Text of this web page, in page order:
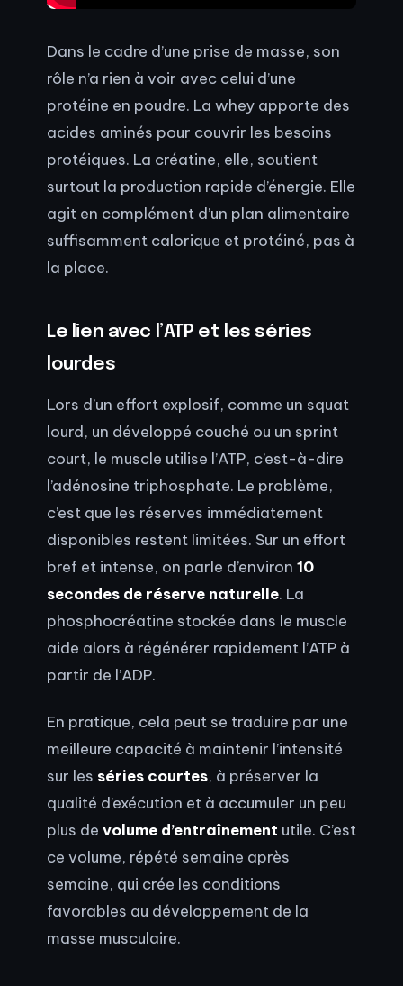
Dans le cadre d’une prise de masse, son
rôle n’a rien à voir avec celui d’une
protéine en poudre. La whey apporte des
acides aminés pour couvrir les besoins
protéiques. La créatine, elle, soutient
surtout la production rapide d’énergie. Elle
agit en complément d’un plan alimentaire
suffisamment calorique et protéiné, pas à
la place.
Le lien avec l’ATP et les séries
lourdes
Lors d’un effort explosif, comme un squat
lourd, un développé couché ou un sprint
court, le muscle utilise l’ATP, c’est-à-dire
l’adénosine triphosphate. Le problème,
c’est que les réserves immédiatement
disponibles restent limitées. Sur un effort
bref et intense, on parle d’environ 10
secondes de réserve naturelle. La
phosphocréatine stockée dans le muscle
aide alors à régénérer rapidement l’ATP à
partir de l’ADP.
En pratique, cela peut se traduire par une
meilleure capacité à maintenir l’intensité
sur les séries courtes, à préserver la
qualité d’exécution et à accumuler un peu
plus de volume d’entraînement utile. C’est
ce volume, répété semaine après
semaine, qui crée les conditions
favorables au développement de la
masse musculaire.